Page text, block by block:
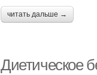
читать дальше →
Диетическое